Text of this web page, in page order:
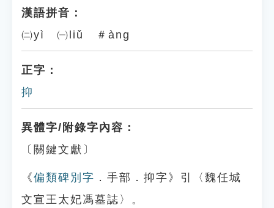
漢語拼音：
㈡yì ㈠liǔ ＃àng
正字：
抑
異體字/附錄字內容：
〔關鍵文獻〕
《偏類碑別字 ．手部．抑字》引〈魏任城
文宣王太妃馮墓誌〉。